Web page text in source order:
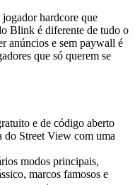
jogador hardcore que
Blink é diferente de tudo o
anúncios e sem paywall é
que só querem se
e de código aberto
do Street View com uma
modos principais,
marcos famosos e